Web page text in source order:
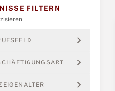
FILTERN
expand_more
expand_more
expand_more